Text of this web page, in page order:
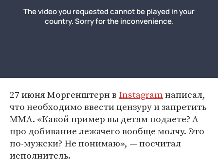
27 июня Моргенштерн в Instagramнаписал,
что необходимо ввести цензуру и запретить
ММА. «Какой пример вы детям подаете? А
про добивание лежачего вообще молчу. Это
по-мужски? Не понимаю», — посчитал
исполнитель.